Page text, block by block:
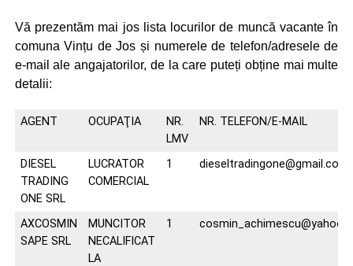
Vă prezentăm mai jos lista locurilor de muncă vacante în
comuna Vințu de Jos și numerele de telefon/adresele de
e-mail ale angajatorilor, de la care puteți obține mai multe
detalii:
AGENT OCUPAŢIA
NR.
LMV
NR. TELEFON/E-MAIL
DIESEL
TRADING
ONE SRL
LUCRATOR
COMERCIAL
1 dieseltradingone@gmail.com
AXCOSMIN
SAPE SRL
MUNCITOR
NECALIFICAT
LA
1